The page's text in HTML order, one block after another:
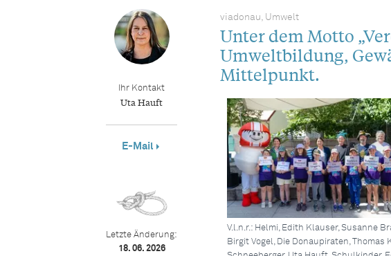
viadonau, Umwelt
Unter dem Motto
Umweltbildung,
Mittelpunkt.
V.l.n.r.: Helmi, Edith Klauser, Susanne
Birgit Vogel, Die Donaupiraten, Thomas
Ihr Kontakt
Uta Hauft
E-Mail
Letzte Änderung:
18. 06. 2026